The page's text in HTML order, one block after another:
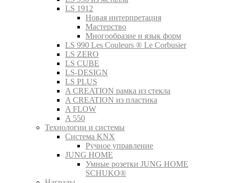
LS 1912
Новая интерпретация
Мастерство
Многообразие и язык форм
LS 990 Les Couleurs ® Le Corbusier
LS ZERO
LS CUBE
LS-DESIGN
LS PLUS
A CREATION рамка из стекла
A CREATION из пластика
A FLOW
A 550
Технологии и системы
Система KNX
Ручное управление
JUNG HOME
Умные розетки JUNG HOME
SCHUKO®